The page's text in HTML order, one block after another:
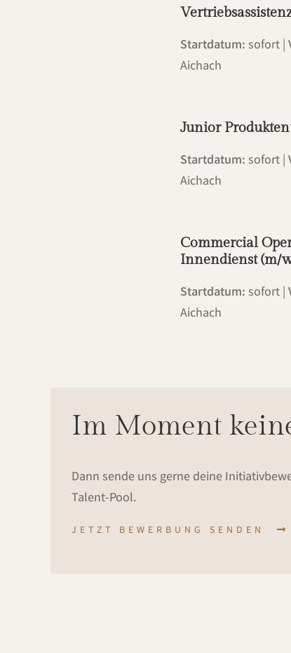
Startdatum: sofort |
Aichach
Junior
Startdatum: sofort |
Aichach
Commercial
Innendienst (m/
Startdatum: sofort |
Aichach
Im Moment
Dann sende uns gerne deine
Talent-Pool.
JETZT BEWERBUNG SENDEN